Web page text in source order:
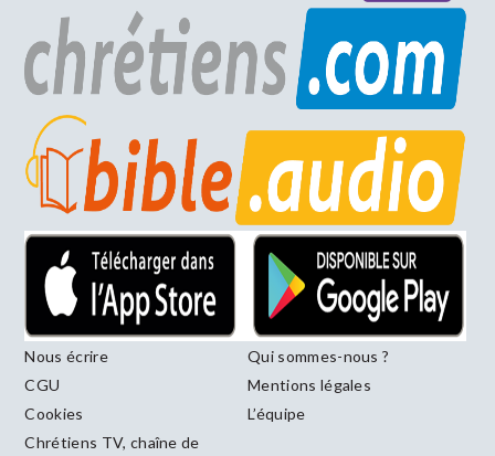
Nous écrire
Qui sommes-nous ?
CGU
Mentions légales
Cookies
L’équipe
Chrétiens TV, chaîne de